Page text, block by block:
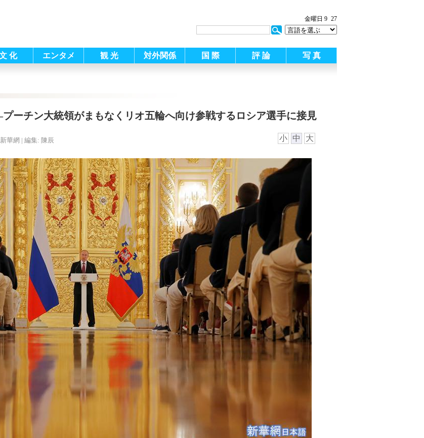
金曜日 9 27
化 エンタメ 観 光 対外関係 国 際 評 論 写 真
ーチン大統領がまもなくリオ五輪へ向け参戦するロシア選手に接見
華網 | 編集: 陳辰 小 中 大